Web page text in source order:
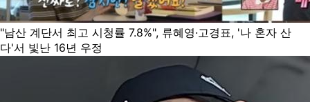
"남산 계단서 최고 시청률 7.8%", 류혜영·고경표, '나 혼자 산
다'서 빛난 16년 우정